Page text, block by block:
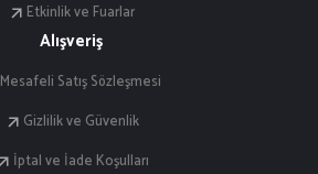
Etkinlik ve Fuarlar
Alışveriş
Mesafeli Satış Sözleşmesi
Gizlilik ve Güvenlik
İptal ve İade Koşulları